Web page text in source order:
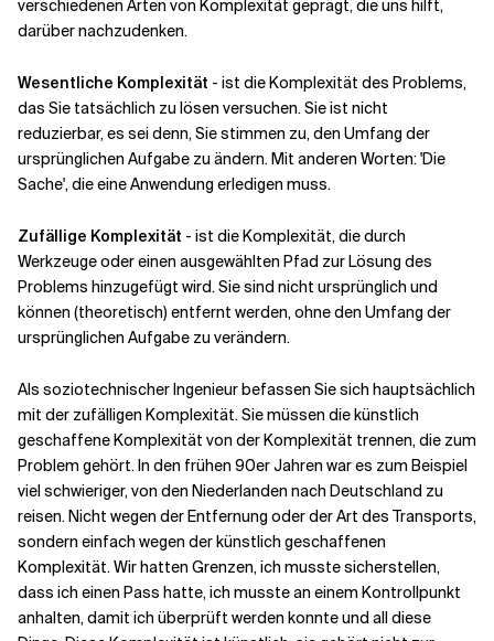
verschiedenen Arten von Komplexität geprägt, die uns hilft,
darüber nachzudenken.
Wesentliche Komplexität - ist die Komplexität des Problems,
das Sie tatsächlich zu lösen versuchen. Sie ist nicht
reduzierbar, es sei denn, Sie stimmen zu, den Umfang der
ursprünglichen Aufgabe zu ändern. Mit anderen Worten: 'Die
Sache', die eine Anwendung erledigen muss.
Zufällige Komplexität - ist die Komplexität, die durch
Werkzeuge oder einen ausgewählten Pfad zur Lösung des
Problems hinzugefügt wird. Sie sind nicht ursprünglich und
können (theoretisch) entfernt werden, ohne den Umfang der
ursprünglichen Aufgabe zu verändern.
Als soziotechnischer Ingenieur befassen Sie sich hauptsächlich
mit der zufälligen Komplexität. Sie müssen die künstlich
geschaffene Komplexität von der Komplexität trennen, die zum
Problem gehört. In den frühen 90er Jahren war es zum Beispiel
viel schwieriger, von den Niederlanden nach Deutschland zu
reisen. Nicht wegen der Entfernung oder der Art des Transports,
sondern einfach wegen der künstlich geschaffenen
Komplexität. Wir hatten Grenzen, ich musste sicherstellen,
dass ich einen Pass hatte, ich musste an einem Kontrollpunkt
anhalten, damit ich überprüft werden konnte und all diese